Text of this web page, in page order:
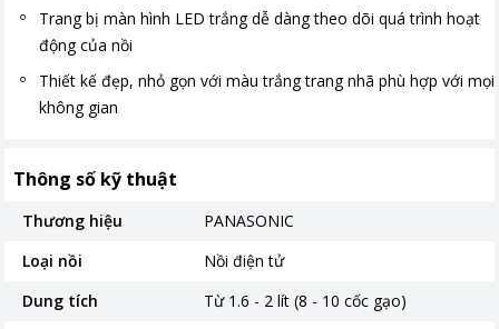
Trang bị màn hình LED trắng dễ dàng theo dõi quá trình hoạt
động của nồi
Thiết kế đẹp, nhỏ gọn với màu trắng trang nhã phù hợp với mọi
không gian
Thông số kỹ thuật
Thương hiệu
PANASONIC
Loại nồi
Nồi điện tử
Dung tích
Từ 1.6 - 2 lít (8 - 10 cốc gạo)